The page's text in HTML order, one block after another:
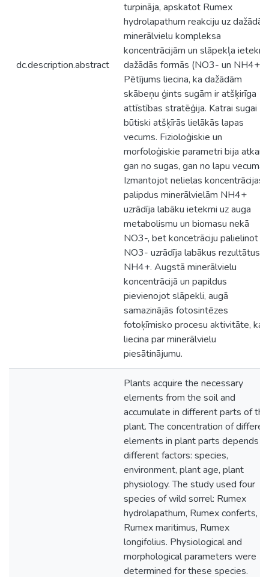
dc.description.abstract
turpināja, apskatot Rumex
hydrolapathum reakciju uz
minerālvielu kompleksa
koncentrācijām un slāpekļa ietekmi
dažādās formās (NO3- un NH4+)
Pētījums liecina, ka dažādām
skābeņu ģints sugām ir atšķirīga
attīstības stratēģija. Katrai sugai
būtiski atšķīrās lielākās lapas
vecums. Fizioloģiskie un
morfoloģiskie parametri bija
gan no sugas, gan no lapu vecuma.
Izmantojot nelielas koncentrācijas
palipdus minerālvielām NH4+
uzrādīja labāku ietekmi uz auga
metabolismu un biomasu nekā
NO3-, bet koncetrāciju palielinot
NO3- uzrādīja labākus rezultātus
NH4+. Augstā minerālvielu
koncentrācijā un papildus
pievienojot slāpekli, augā
samazinājās fotosintēzes
fotoķīmisko procesu aktivitāte, kas
liecina par minerālvielu
piesātinājumu.
Plants acquire the necessary
elements from the soil and
accumulate in different parts of the
plant. The concentration of
elements in plant parts depends
different factors: species,
environment, plant age, plant
physiology. The study used four
species of wild sorrel: Rumex
hydrolapathum, Rumex conferts,
Rumex maritimus, Rumex
longifolius. Physiological and
morphological parameters were
determined for these species.